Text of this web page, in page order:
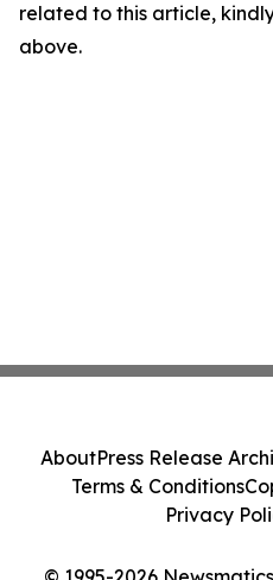
related to this article,
above.
AboutPress Release
Terms & Conditions
Privacy